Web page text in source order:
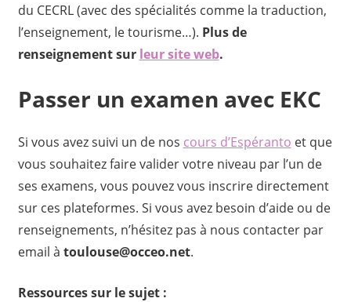
du CECRL (avec des spécialités comme la traduction,
l’enseignement, le tourisme…). Plus de
renseignement sur leur site web.
Passer un examen avec EKC
Si vous avez suivi un de nos cours d’Espéranto et que
vous souhaitez faire valider votre niveau par l’un de
ses examens, vous pouvez vous inscrire directement
sur ces plateformes. Si vous avez besoin d’aide ou de
renseignements, n’hésitez pas à nous contacter par
email à toulouse@occeo.net.
Ressources sur le sujet :